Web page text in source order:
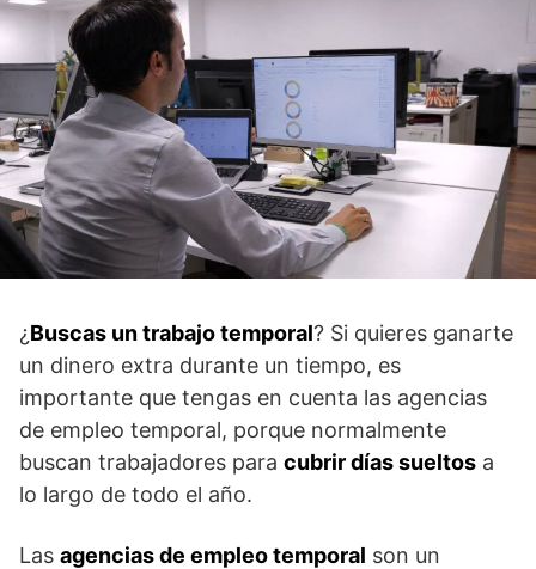
¿Buscas un trabajo temporal? Si quieres ganarte
un dinero extra durante un tiempo, es
importante que tengas en cuenta las agencias
de empleo temporal, porque normalmente
buscan trabajadores para cubrir días sueltos a
lo largo de todo el año.
Las agencias de empleo temporal son un